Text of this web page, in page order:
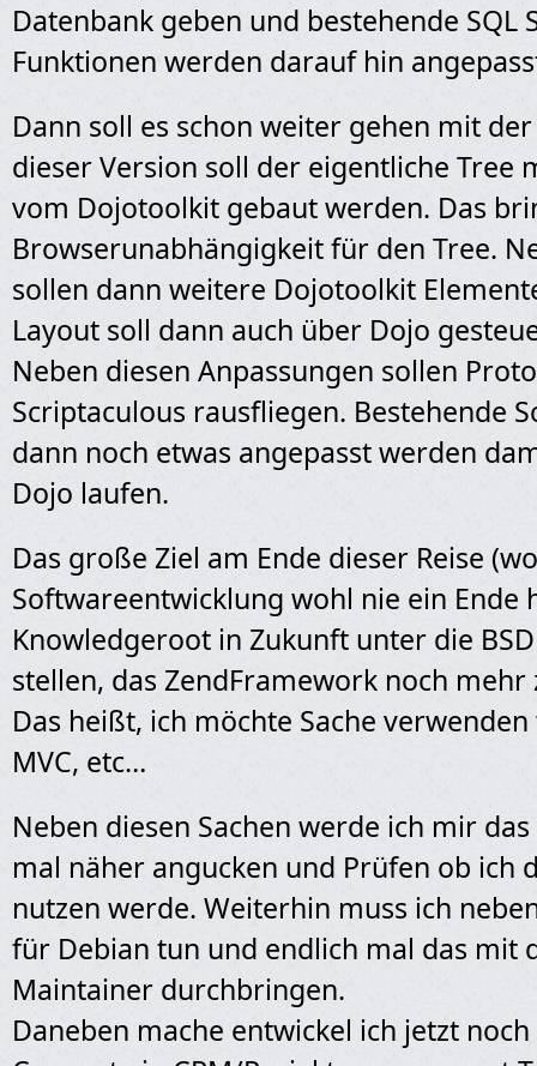
Datenbank geben und bestehende SQL
Funktionen werden darauf hin
Dann soll es schon weiter gehen mit
dieser Version soll der eigentliche Tree
vom Dojotoolkit gebaut werden. Das
Browserunabhängigkeit für den Tree.
sollen dann weitere Dojotoolkit
Layout soll dann auch über Dojo
Neben diesen Anpassungen sollen
Scriptaculous rausfliegen. Bestehende
dann noch etwas angepasst werden
Dojo laufen.
Das große Ziel am Ende dieser Reise
Softwareentwicklung wohl nie ein Ende
Knowledgeroot in Zukunft unter die
stellen, das ZendFramework noch
Das heißt, ich möchte Sache verwenden
MVC, etc…
Neben diesen Sachen werde ich mir
mal näher angucken und Prüfen ob ich
nutzen werde. Weiterhin muss ich
für Debian tun und endlich mal das mit
Maintainer durchbringen.
Daneben mache entwickel ich jetzt